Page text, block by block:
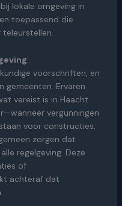
lokale omgeving in
toepassend die
teleurstellen.
:
voorschriften, en
gemeenten. Ervaren
vereist is in Haacht
vergunningen
voor constructies,
zorgen dat
regelgeving. Deze
of
achteraf dat